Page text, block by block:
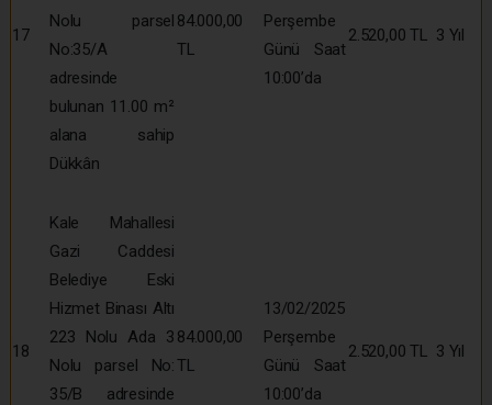
17
Nolu parsel
No:35/A
adresinde
bulunan 11.00 m²
alana sahip
Dükkân
84.000,00
TL
Perşembe
Günü Saat
10:00’da
2.520,00 TL 3 Yıl
18
Kale Mahallesi
Gazi Caddesi
Belediye Eski
Hizmet Binası Altı
223 Nolu Ada 3
Nolu parsel No:
35/B adresinde
84.000,00
TL
13/02/2025
Perşembe
Günü Saat
10:00’da
2.520,00 TL 3 Yıl